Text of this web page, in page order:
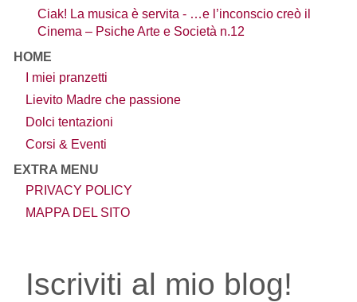
Ciak! La musica è servita - …e l’inconscio creò il
Cinema – Psiche Arte e Società n.12
HOME
I miei pranzetti
Lievito Madre che passione
Dolci tentazioni
Corsi & Eventi
EXTRA MENU
PRIVACY POLICY
MAPPA DEL SITO
Iscriviti al mio blog!